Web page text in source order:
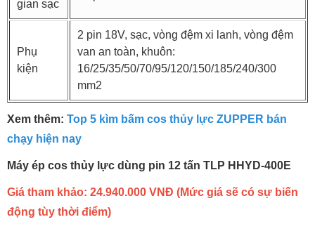
gian sạc
Phụ
kiện
2 pin 18V, sạc, vòng đệm xi lanh, vòng đệm
van an toàn, khuôn:
16/25/35/50/70/95/120/150/185/240/300
mm2
Xem thêm: Top 5 kìm bấm cos thủy lực ZUPPER bán
chạy hiện nay
Máy ép cos thủy lực dùng pin 12 tấn TLP HHYD-400E
Giá tham khảo: 24.940.000 VNĐ (Mức giá sẽ có sự biến
động tùy thời điểm)